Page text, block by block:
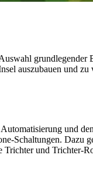
grundlegender
auszubauen und zu
und
Schaltungen. Dazu
Trichter und Trichter-